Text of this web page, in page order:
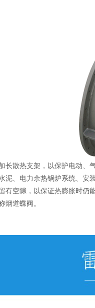
长散热支架，以保护电动、
泥、电力余热锅炉系统、安
有空隙，以保证热膨胀时仍
烟道蝶阀。